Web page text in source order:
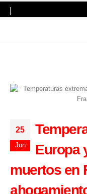
25
Jun
Europa
muertos en